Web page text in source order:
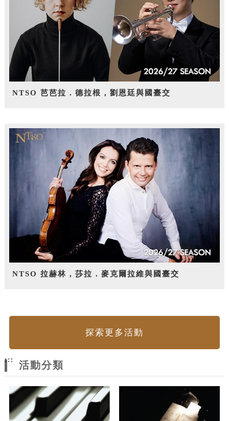
NTSO 芭芭拉．德拉根，劉恩廷與國臺交
NTSO 拉赫林，莎拉．麥克爾拉維與國臺交
探索更多活動
:::
活動分類